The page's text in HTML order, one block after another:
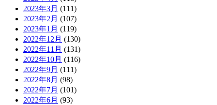
2023年3月 (111)
2023年2月 (107)
2023年1月 (119)
2022年12月 (130)
2022年11月 (131)
2022年10月 (116)
2022年9月 (111)
2022年8月 (98)
2022年7月 (101)
2022年6月 (93)